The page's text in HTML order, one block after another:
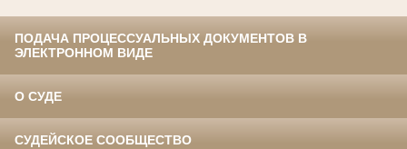
ПОДАЧА ПРОЦЕССУАЛЬНЫХ ДОКУМЕНТОВ В
ЭЛЕКТРОННОМ ВИДЕ
О СУДЕ
СУДЕЙСКОЕ СООБЩЕСТВО